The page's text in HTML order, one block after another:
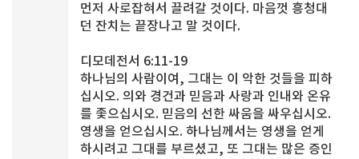
먼저 사로잡혀서 끌려갈 것이다. 마음껏 흥청대
던 잔치는 끝장나고 말 것이다.
디모데전서 6:11-19
하나님의 사람이여, 그대는 이 악한 것들을 피하
십시오. 의와 경건과 믿음과 사랑과 인내와 온유
를 좇으십시오. 믿음의 선한 싸움을 싸우십시오.
영생을 얻으십시오. 하나님께서는 영생을 얻게
하시려고 그대를 부르셨고, 또 그대는 많은 증인